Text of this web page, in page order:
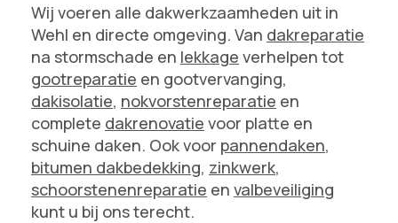
Wij voeren alle dakwerkzaamheden uit in
Wehl en directe omgeving. Van dakreparatie
na stormschade en lekkage verhelpen tot
gootreparatie en gootvervanging,
dakisolatie, nokvorstenreparatie en
complete dakrenovatie voor platte en
schuine daken. Ook voor pannendaken,
bitumen dakbedekking, zinkwerk,
schoorstenenreparatie en valbeveiliging
kunt u bij ons terecht.